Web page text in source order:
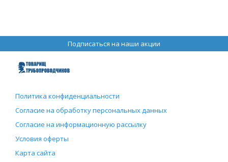
Подписаться на наши акции
Политика конфиденциальности
Согласие на обработку персональных данных
Согласие на информационную рассылку
Условия оферты
Карта сайта